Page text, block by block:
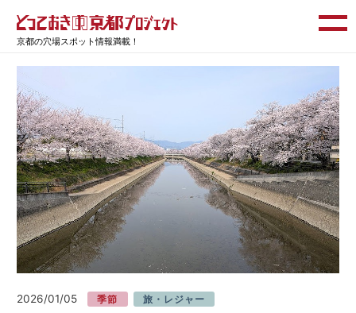
京都の穴場スポット情報満載！
2026/01/05 季節 旅・レジャー